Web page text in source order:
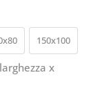
150x100
x